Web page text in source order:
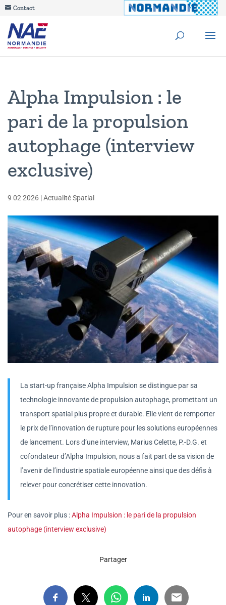
Contact
Alpha Impulsion : le
pari de la propulsion
autophage (interview
exclusive)
9 02 2026 |Actualité Spatial
La start-up française Alpha Impulsion se distingue par sa
technologie innovante de propulsion autophage, promettant un
transport spatial plus propre et durable. Elle vient de remporter
le prix de l’innovation de rupture pour les solutions européennes
de lancement. Lors d’une interview, Marius Celette, P.-D.G. et
cofondateur d’Alpha Impulsion, nous a fait part de sa vision de
l’avenir de l’industrie spatiale européenne ainsi que des défis à
relever pour concrétiser cette innovation.
Pour en savoir plus :Alpha Impulsion : le pari de la propulsion
autophage (interview exclusive)
Partager